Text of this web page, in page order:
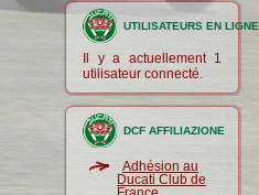
UTILISATEURS EN LIGNE
Il y a actuellement 1
utilisateur connecté.
DCF AFFILIAZIONE
Adhésion au
Ducati Club de